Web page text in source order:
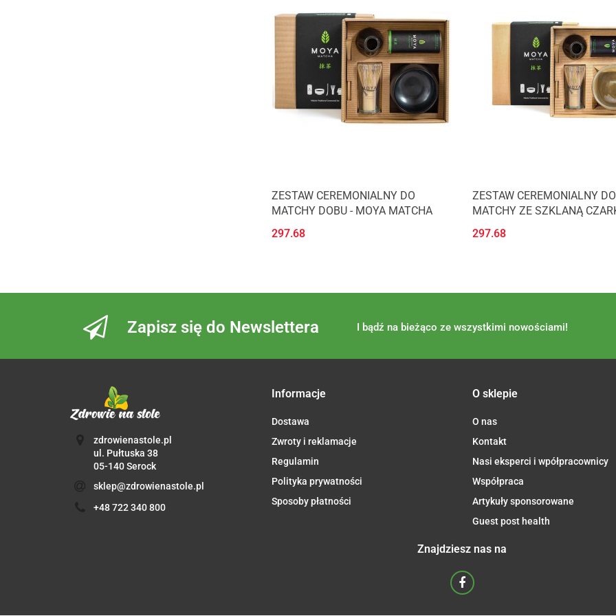
ZESTAW CEREMONIALNY DO
MATCHY DOBU - MOYA MATCHA
297.68
ZESTAW CEREMONIALNY DO
MATCHY ZE SZKLANĄ
297.68
Zapisz się do Newslettera I bądź na bieżąco ze wszystkimi nowościami!
zdrowienastole.pl
ul. Pułtuska 38
05-140 Serock
sklep@zdrowienastole.pl
+48 722 340 800
Informacje
Dostawa
Zwroty i reklamacje
Regulamin
Polityka prywatności
Sposoby płatności
O sklepie
O nas
Kontakt
Nasi eksperci i wpółpracownicy
Współpraca
Artykuły sponsorowane
Guest post health
Znajdziesz nas na